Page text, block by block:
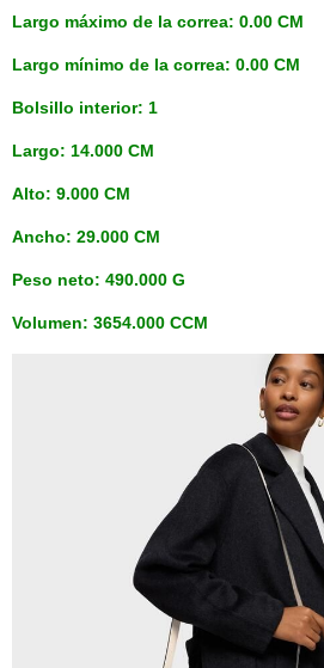
Largo máximo de la correa: 0.00 CM
Largo mínimo de la correa: 0.00 CM
Bolsillo interior: 1
Largo: 14.000 CM
Alto: 9.000 CM
Ancho: 29.000 CM
Peso neto: 490.000 G
Volumen: 3654.000 CCM